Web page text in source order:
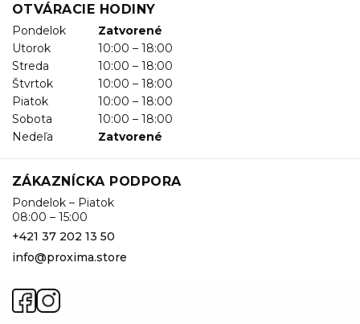
OTVÁRACIE HODINY
Pondelok
Zatvorené
Utorok
10:00 – 18:00
Streda
10:00 – 18:00
Štvrtok
10:00 – 18:00
Piatok
10:00 – 18:00
Sobota
10:00 – 18:00
Nedeľa
Zatvorené
ZÁKAZNÍCKA PODPORA
Pondelok – Piatok
08:00 – 15:00
+421 37 202 13 50
info@proxima.store